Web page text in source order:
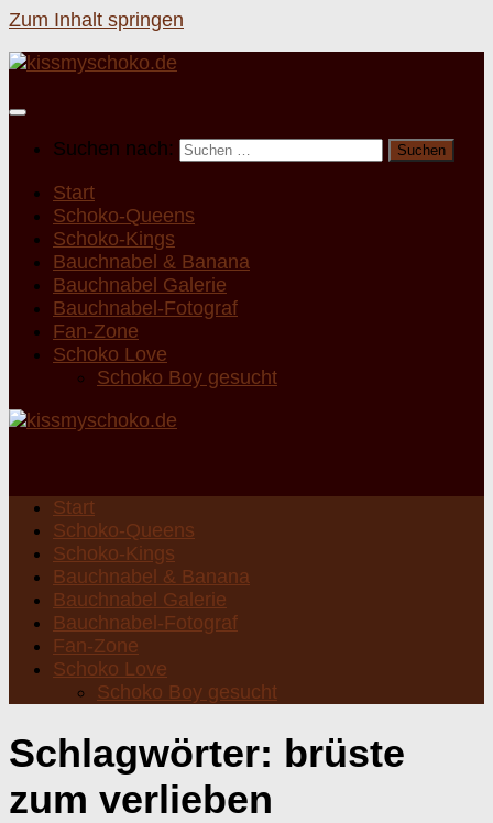
Zum Inhalt springen
Suchen nach:
Start
Schoko-Queens
Schoko-Kings
Bauchnabel & Banana
Bauchnabel Galerie
Bauchnabel-Fotograf
Fan-Zone
Schoko Love
Schoko Boy gesucht
Start
Schoko-Queens
Schoko-Kings
Bauchnabel & Banana
Bauchnabel Galerie
Bauchnabel-Fotograf
Fan-Zone
Schoko Love
Schoko Boy gesucht
Schlagwörter: brüste
zum verlieben